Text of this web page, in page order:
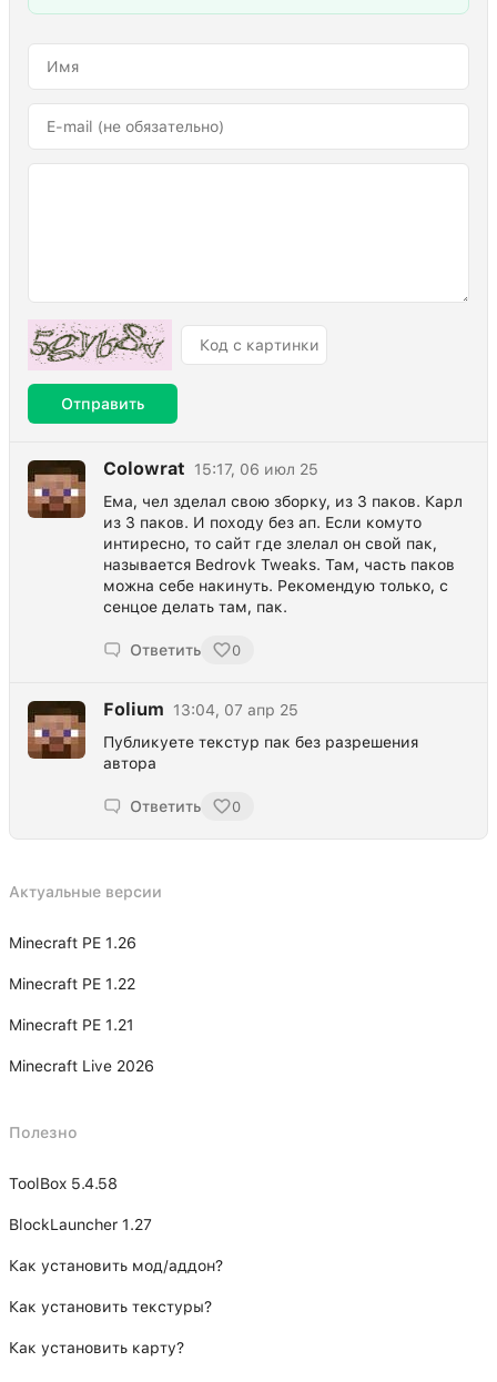
Отправить
Colowrat
15:17, 06 июл 25
Ема, чел зделал свою зборку, из 3 паков. Карл
из 3 паков. И походу без ап. Если комуто
интиресно, то сайт где злелал он свой пак,
называется Bedrovk Tweaks. Там, часть паков
можна себе накинуть. Рекомендую только, с
сенцое делать там, пак.
Ответить 0
Folium
13:04, 07 апр 25
Публикуете текстур пак без разрешения
автора
Ответить 0
Актуальные версии
Minecraft PE 1.26
Minecraft PE 1.22
Minecraft PE 1.21
Minecraft Live 2026
Полезно
ToolBox 5.4.58
BlockLauncher 1.27
Как установить мод/аддон?
Как установить текстуры?
Как установить карту?